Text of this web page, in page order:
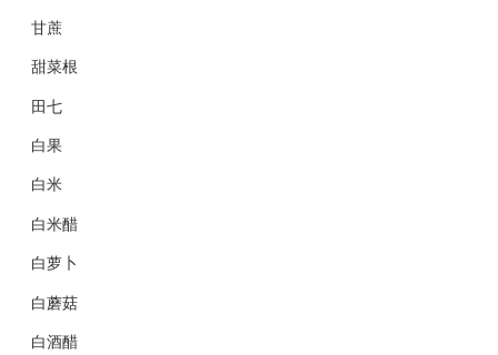
甘蔗
甜菜根
田七
白果
白米
白米醋
白萝卜
白蘑菇
白酒醋